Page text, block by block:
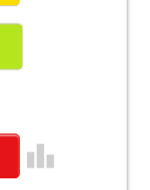
leaderboard